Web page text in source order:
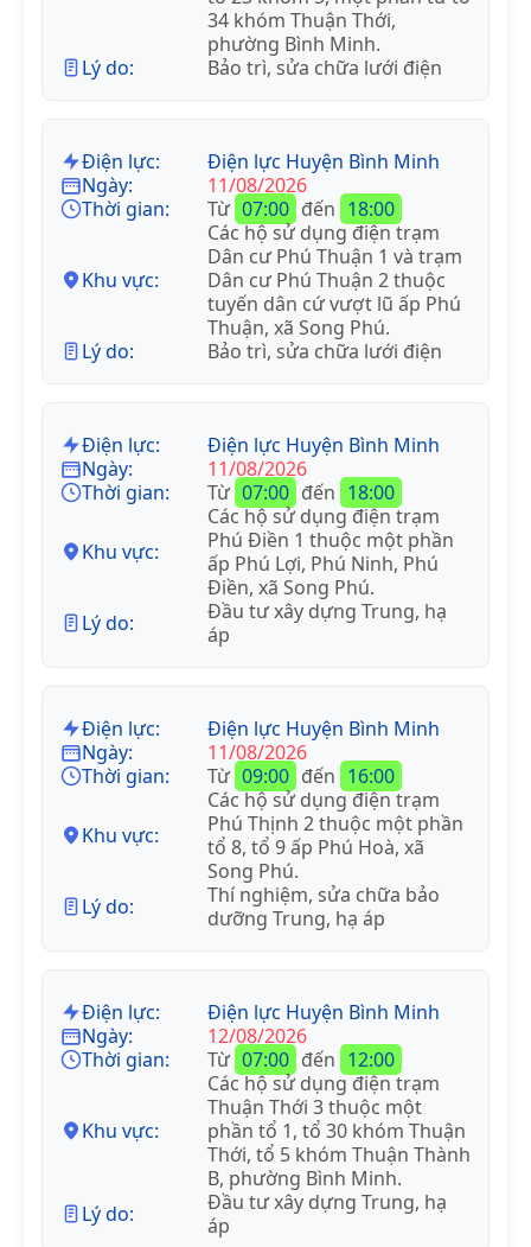
34 khóm Thuận Thới,
phường Bình Minh.
Lý do:
Bảo trì, sửa chữa lưới điện
Điện lực:
Điện lực Huyện Bình Minh
Ngày:
11/08/2026
Thời gian:
Từ 07:00 đến 18:00
Khu vực:
Các hộ sử dụng điện trạm
Dân cư Phú Thuận 1 và trạm
Dân cư Phú Thuận 2 thuộc
tuyến dân cứ vượt lũ ấp Phú
Thuận, xã Song Phú.
Lý do:
Bảo trì, sửa chữa lưới điện
Điện lực:
Điện lực Huyện Bình Minh
Ngày:
11/08/2026
Thời gian:
Từ 07:00 đến 18:00
Khu vực:
Các hộ sử dụng điện trạm
Phú Điền 1 thuộc một phần
ấp Phú Lợi, Phú Ninh, Phú
Điền, xã Song Phú.
Lý do:
Đầu tư xây dựng Trung, hạ
áp
Điện lực:
Điện lực Huyện Bình Minh
Ngày:
11/08/2026
Thời gian:
Từ 09:00 đến 16:00
Khu vực:
Các hộ sử dụng điện trạm
Phú Thịnh 2 thuộc một phần
tổ 8, tổ 9 ấp Phú Hoà, xã
Song Phú.
Lý do:
Thí nghiệm, sửa chữa bảo
dưỡng Trung, hạ áp
Điện lực:
Điện lực Huyện Bình Minh
Ngày:
12/08/2026
Thời gian:
Từ 07:00 đến 12:00
Khu vực:
Các hộ sử dụng điện trạm
Thuận Thới 3 thuộc một
phần tổ 1, tổ 30 khóm Thuận
Thới, tổ 5 khóm Thuận Thành
B, phường Bình Minh.
Lý do:
Đầu tư xây dựng Trung, hạ
áp